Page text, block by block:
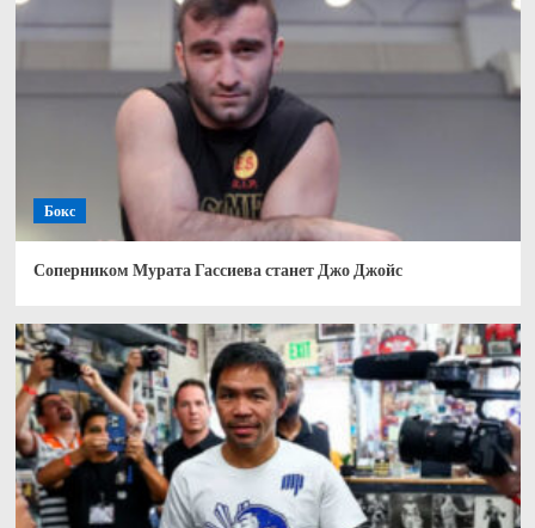
Бокс
Соперником Мурата Гассиева станет Джо Джойс